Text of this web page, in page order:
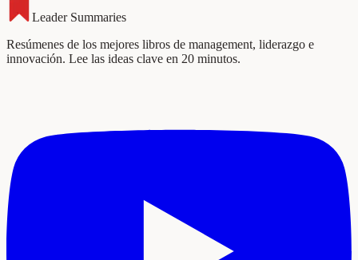
Leader Summaries
Resúmenes de los mejores libros de management, liderazgo e
innovación. Lee las ideas clave en 20 minutos.